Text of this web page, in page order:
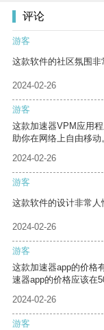
评论
游客
这款软件的社区氛围非
2024-02-26
游客
这款加速器VPM应用
助你在网络上自由移动
2024-02-26
游客
这款软件的设计非常人
2024-02-26
游客
这款加速器app的价格
速器app的价格应该在
2024-02-26
游客